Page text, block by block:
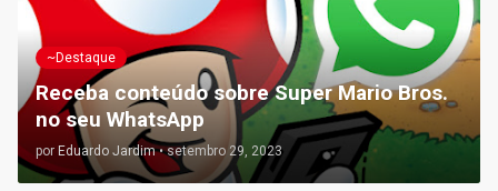
~Destaque
Receba conteúdo sobre Super Mario Bros.
no seu WhatsApp
por Eduardo Jardim • setembro 29, 2023